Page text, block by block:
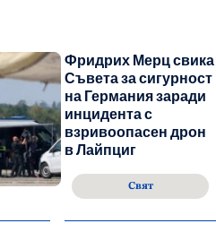
Фридрих Мерц свика
Съвета за сигурност
на Германия заради
инцидента с
взривоопасен дрон
в Лайпциг
Свят